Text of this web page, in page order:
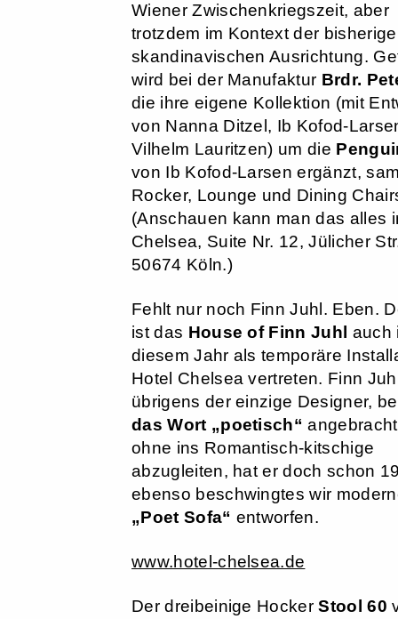
Wiener Zwischenkriegszeit, aber
trotzdem im Kontext der
skandinavischen Ausrichtung.
wird bei der Manufaktur Brdr.
die ihre eigene Kollektion (mit
von Nanna Ditzel, Ib Kofod-
Vilhelm Lauritzen) um die
von Ib Kofod-Larsen ergänzt,
Rocker, Lounge und Dining
(Anschauen kann man das alles
Chelsea, Suite Nr. 12, Jülicher
50674 Köln.)
Fehlt nur noch Finn Juhl. Eben.
ist das House of Finn Juhl auch
diesem Jahr als temporäre
Hotel Chelsea vertreten. Finn
übrigens der einzige Designer,
das Wort „poetisch“
ohne ins Romantisch-kitschige
abzugleiten, hat er doch schon
ebenso beschwingtes wir
„Poet Sofa“ entworfen.
www.hotel-chelsea.de
Der dreibeinige HockerStool 60